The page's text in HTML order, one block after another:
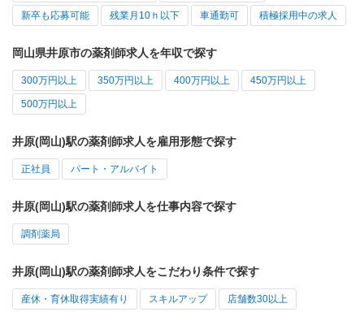
新卒も応募可能 残業月10ｈ以下 車通勤可 積極採用中の求人
岡山県井原市の薬剤師求人を年収で探す
300万円以上 350万円以上 400万円以上 450万円以上
500万円以上
井原(岡山)駅の薬剤師求人を雇用形態で探す
正社員 パート・アルバイト
井原(岡山)駅の薬剤師求人を仕事内容で探す
調剤薬局
井原(岡山)駅の薬剤師求人をこだわり条件で探す
産休・育休取得実績有り スキルアップ 店舗数30以上